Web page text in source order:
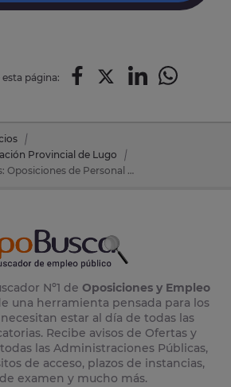
página:
Provincial de Lugo
Convocatoria de 4 plazas: Oposiciones de Personal de Oficios en Deputación Provincial de Lugo (Lugo)
Nº1 de Oposiciones y Empleo
una herramienta pensada para los
estar al día de todas las
Recibe avisos de Ofertas y
las Administraciones Públicas,
de acceso, plazos de instancias,
examen y mucho más.